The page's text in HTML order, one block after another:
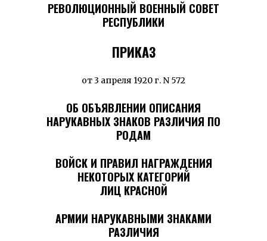
РЕВОЛЮЦИОННЫЙ ВОЕННЫЙ СОВЕТ
РЕСПУБЛИКИ
ПРИКАЗ
от 3 апреля 1920 г. N 572
ОБ ОБЪЯВЛЕНИИ ОПИСАНИЯ
НАРУКАВНЫХ ЗНАКОВ РАЗЛИЧИЯ ПО
РОДАМ
ВОЙСК И ПРАВИЛ НАГРАЖДЕНИЯ
НЕКОТОРЫХ КАТЕГОРИЙ
ЛИЦ КРАСНОЙ
АРМИИ НАРУКАВНЫМИ ЗНАКАМИ
РАЗЛИЧИЯ